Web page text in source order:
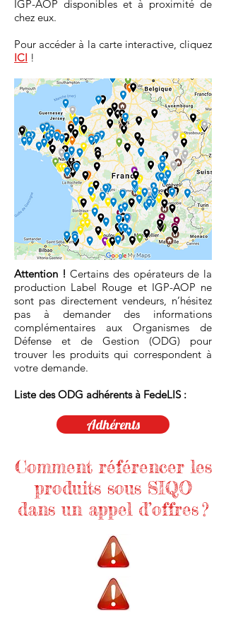
IGP-AOP disponibles et à proximité de
chez eux.
Pour accéder à la carte interactive, cliquez
ICI !
Attention ! Certains des opérateurs de la
production Label Rouge et IGP-AOP ne
sont pas directement vendeurs, n’hésitez
pas à demander des informations
complémentaires aux Organismes de
Défense et de Gestion (ODG) pour
trouver les produits qui correspondent à
votre demande.
Liste des ODG adhérents à FedeLIS :
Adhérents
Comment référencer les
produits sous SIQO
dans un appel d’offres ?